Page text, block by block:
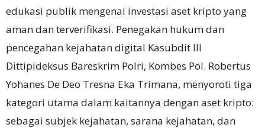
edukasi publik mengenai investasi aset kripto yang
aman dan terverifikasi. Penegakan hukum dan
pencegahan kejahatan digital Kasubdit III
Dittipideksus Bareskrim Polri, Kombes Pol. Robertus
Yohanes De Deo Tresna Eka Trimana, menyoroti tiga
kategori utama dalam kaitannya dengan aset kripto:
sebagai subjek kejahatan, sarana kejahatan, dan